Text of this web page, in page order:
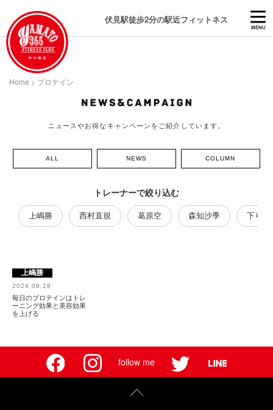
伏見駅徒歩2分の駅近フィットネス
MENU
Home > プロテイン
ニュースやお得なキャンペーンをご紹介しています。
ALL NEWS COLUMN
トレーナーで絞り込む
上嶋勝 西村直規 葛原空 森知沙季 下り
上嶋勝
2024.09.28
毎日のプロテインはトレ
ーニング効果と美容効果
を上げる
follow me